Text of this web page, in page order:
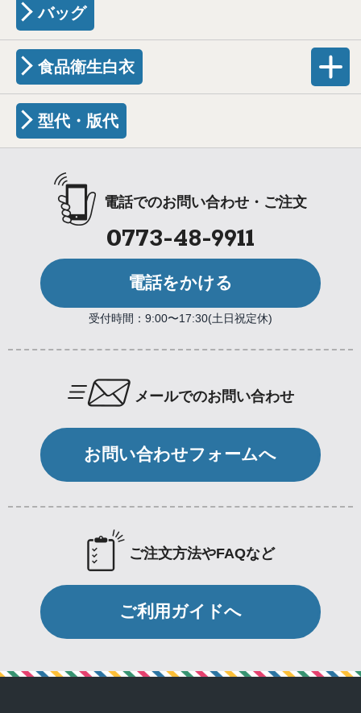
バッグ
食品衛生白衣
型代・版代
電話でのお問い合わせ・ご注文
0773-48-9911
電話をかける
受付時間：9:00〜17:30(土日祝定休)
メールでのお問い合わせ
お問い合わせフォームへ
ご注文方法やFAQなど
ご利用ガイドへ